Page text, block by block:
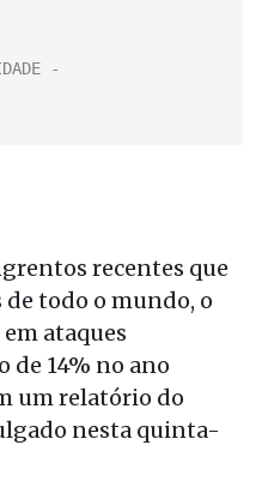
recentes que
de todo o mundo, o
ataques
de 14% no ano
um relatório do
nesta quinta-